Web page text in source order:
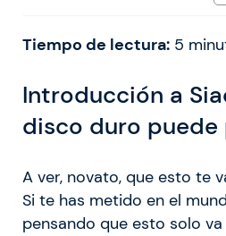
Tiempo de lectura: 5
Introducción a
disco duro puede
A ver, novato, que esto te
Si te has metido en el
pensando que esto solo